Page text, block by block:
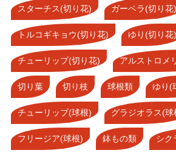
スターチス(切り花) ガーベラ(切り花)
トルコギキョウ(切り花) ゆり(切り花)
チューリップ(切り花) アルストロメ
切り葉 切り枝 球根類 ゆり(
チューリップ(球根) グラジオラス(球
フリージア(球根) 鉢もの類 シク